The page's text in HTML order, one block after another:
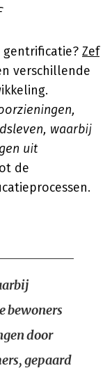
gentrificatie? Zef
verschillende
waarbij
uit
de
bewoners
door
gepaard